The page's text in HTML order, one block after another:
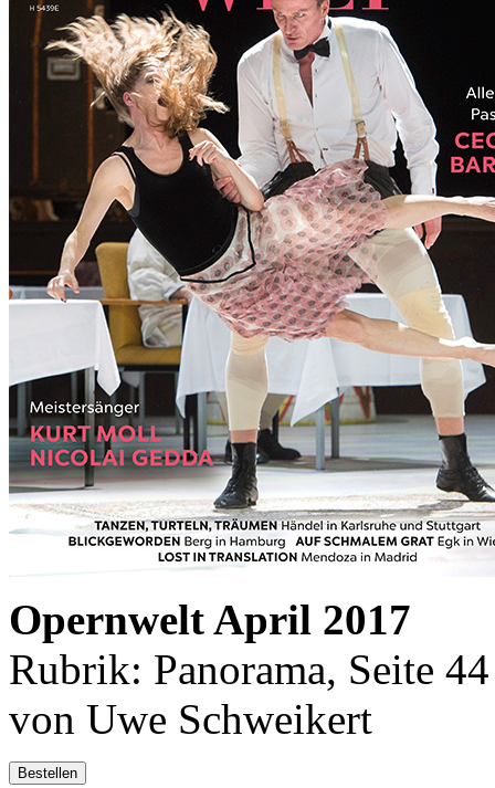
Opernwelt April 2017
Rubrik: Panorama, Seite 44
von Uwe Schweikert
Bestellen